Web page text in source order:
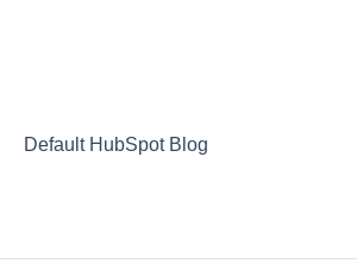
Soporte técnico
Socios
Default HubSpot Blog